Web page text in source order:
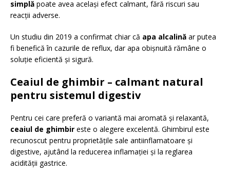
simplă poate avea același efect calmant, fără riscuri sau
reacții adverse.
Un studiu din 2019 a confirmat chiar că apa alcalină ar putea
fi benefică în cazurile de reflux, dar apa obișnuită rămâne o
soluție eficientă și sigură.
Ceaiul de ghimbir – calmant natural
pentru sistemul digestiv
Pentru cei care preferă o variantă mai aromată și relaxantă,
ceaiul de ghimbir este o alegere excelentă. Ghimbirul este
recunoscut pentru proprietățile sale antiinflamatoare și
digestive, ajutând la reducerea inflamației și la reglarea
acidității gastrice.